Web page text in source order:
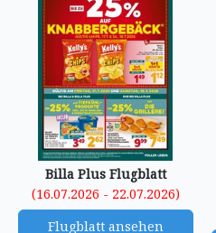
Billa Plus Flugblatt
(16.07.2026 - 22.07.2026)
Flugblatt ansehen